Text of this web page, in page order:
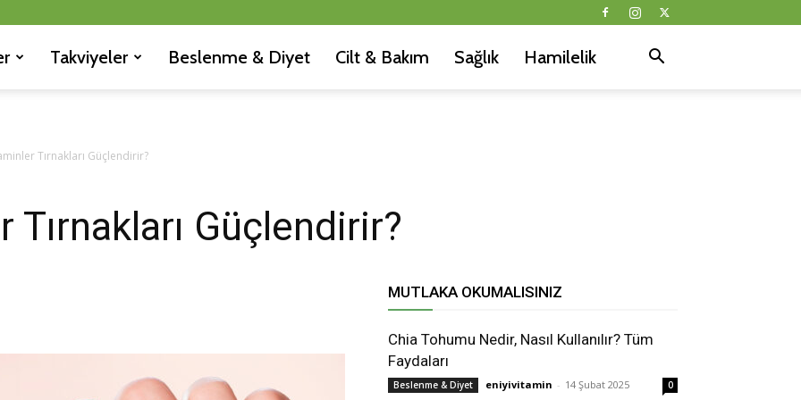
Takviyeler Beslenme & Diyet Cilt & Bakım Sağlık Hamilelik
Tırnakları Güçlendirir?
Güçlendirir?
MUTLAKA OKUMALISINIZ
Chia Tohumu Nedir, Nasıl Kullanılır? Tüm
Faydaları
Beslenme & Diyet eniyivitamin - 14 Şubat 2025 0